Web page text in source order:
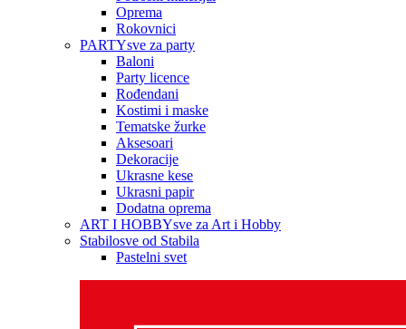
Oprema
Rokovnici
PARTYsve za party
Baloni
Party licence
Rođendani
Kostimi i maske
Tematske žurke
Aksesoari
Dekoracije
Ukrasne kese
Ukrasni papir
Dodatna oprema
ART I HOBBYsve za Art i Hobby
Stabilosve od Stabila
Pastelni svet